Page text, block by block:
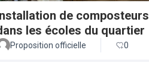
de composteurs
les écoles du quartier
Proposition officielle 0